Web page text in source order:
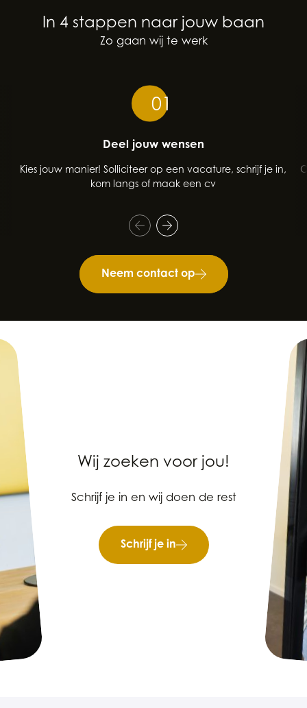
In 4 stappen naar jouw baan
Zo gaan wij te werk
01
Deel jouw wensen
Kies jouw manier! Solliciteer op een vacature, schrijf je in,
kom langs of maak een cv
Neem contact op
Wij zoeken voor jou!
Schrijf je in en wij doen de rest
Schrijf je in